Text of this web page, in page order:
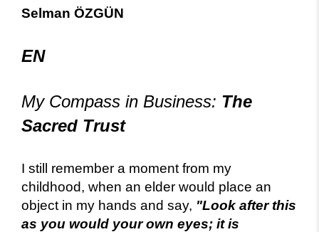
Selman ÖZGÜN
EN
My Compass in Business: The
Sacred Trust
I still remember a moment from my
childhood, when an elder would place an
object in my hands and say, "Look after this
as you would your own eyes; it is